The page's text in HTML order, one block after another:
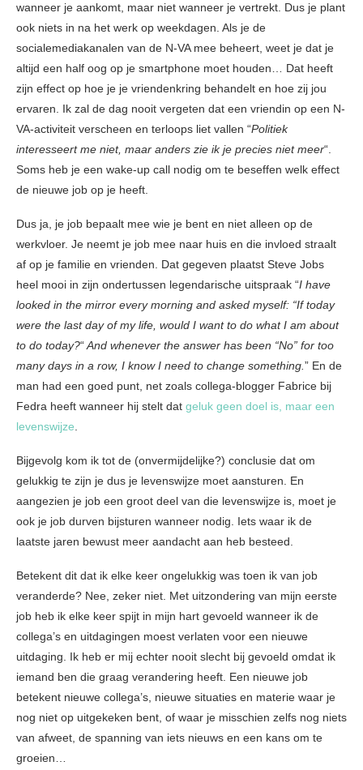
wanneer je aankomt, maar niet wanneer je vertrekt. Dus je plant
ook niets in na het werk op weekdagen. Als je de
socialemediakanalen van de N-VA mee beheert, weet je dat je
altijd een half oog op je smartphone moet houden… Dat heeft
zijn effect op hoe je je vriendenkring behandelt en hoe zij jou
ervaren. Ik zal de dag nooit vergeten dat een vriendin op een N-
VA-activiteit verscheen en terloops liet vallen “Politiek
interesseert me niet, maar anders zie ik je precies niet meer“.
Soms heb je een wake-up call nodig om te beseffen welk effect
de nieuwe job op je heeft.
Dus ja, je job bepaalt mee wie je bent en niet alleen op de
werkvloer. Je neemt je job mee naar huis en die invloed straalt
af op je familie en vrienden. Dat gegeven plaatst Steve Jobs
heel mooi in zijn ondertussen legendarische uitspraak “I have
looked in the mirror every morning and asked myself: “If today
were the last day of my life, would I want to do what I am about
to do today?“ And whenever the answer has been “No” for too
many days in a row, I know I need to change something. ” En de
man had een goed punt, net zoals collega-blogger Fabrice bij
Fedra heeft wanneer hij stelt dat geluk geen doel is, maar een
levenswijze
Bijgevolg kom ik tot de (onvermijdelijke?) conclusie dat om
gelukkig te zijn je dus je levenswijze moet aansturen. En
aangezien je job een groot deel van die levenswijze is, moet je
ook je job durven bijsturen wanneer nodig. Iets waar ik de
laatste jaren bewust meer aandacht aan heb besteed.
Betekent dit dat ik elke keer ongelukkig was toen ik van job
veranderde? Nee, zeker niet. Met uitzondering van mijn eerste
job heb ik elke keer spijt in mijn hart gevoeld wanneer ik de
collega’s en uitdagingen moest verlaten voor een nieuwe
uitdaging. Ik heb er mij echter nooit slecht bij gevoeld omdat ik
iemand ben die graag verandering heeft. Een nieuwe job
betekent nieuwe collega’s, nieuwe situaties en materie waar je
nog niet op uitgekeken bent, of waar je misschien zelfs nog niets
van afweet, de spanning van iets nieuws en een kans om te
groeien…